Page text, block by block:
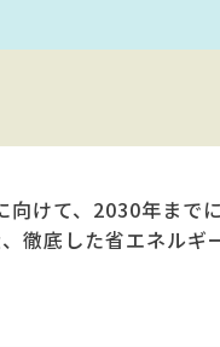
けて、2030年ま
徹底した省エネルギ